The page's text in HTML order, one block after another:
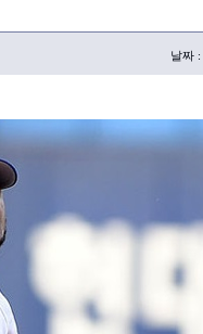
날짜 :